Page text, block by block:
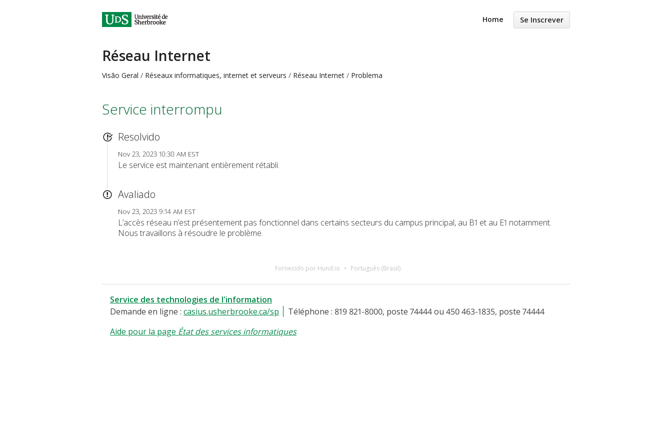
Home Se Inscrever
Réseau Internet
Visão Geral Réseaux informatiques, internet et serveurs Réseau Internet Problema
Service interrompu
Resolvido
Nov 23, 2023 10:30 AM EST
Le service est maintenant entièrement rétabli.
Avaliado
Nov 23, 2023 9:14 AM EST
L’accès réseau n’est présentement pas fonctionnel dans certains secteurs du campus principal, au B1 et au E1 notamment.
Nous travaillons à résoudre le problème.
Fornecido por Hund.io Português (Brasil)
Service des technologies de l'information
Demande en ligne : casius.usherbrooke.ca/sp
Téléphone : 819 821-8000, poste 74444 ou 450 463-1835, poste 74444
Aide pour la page État des services informatiques